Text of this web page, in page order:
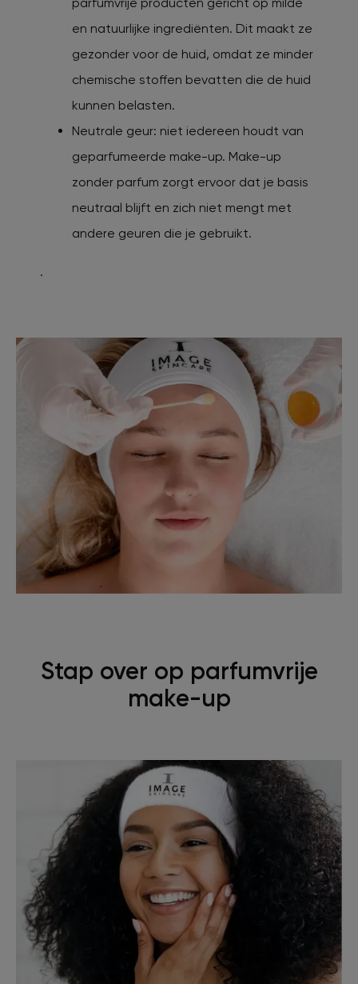
en natuurlijke ingrediënten. Dit maakt ze
gezonder voor de huid, omdat ze minder
chemische stoffen bevatten die de huid
kunnen belasten.
Neutrale geur: niet iedereen houdt van
geparfumeerde make-up. Make-up
zonder parfum zorgt ervoor dat je basis
neutraal blijft en zich niet mengt met
andere geuren die je gebruikt.
.
Stap over op parfumvrije
make-up